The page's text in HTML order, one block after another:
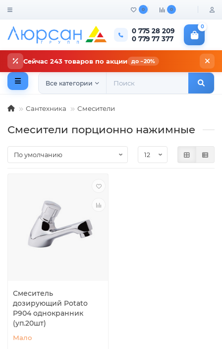
0 0
0 775 28 209
0 779 77 377
0
Сейчас 243 товаров по акции до −20%
Все категории
Сантехника Смесители
Смесители порционно нажимные
Смеситель
дозирующий Potato
P904 однокранник
(уп.20шт)
Мало